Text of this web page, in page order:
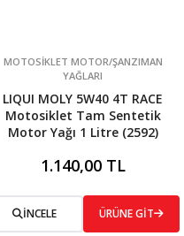
MOTOSİKLET MOTOR/ŞANZIMAN
YAĞLARI
LIQUI MOLY 5W40 4T RACE
Motosiklet Tam Sentetik
Motor Yağı 1 Litre (2592)
1.140,00 TL
İNCELE ÜRÜNE GİT